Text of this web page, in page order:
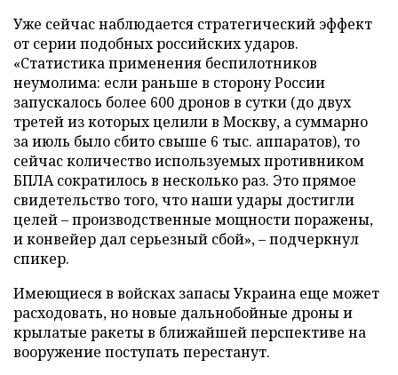
Уже сейчас наблюдается стратегический эффект
от серии подобных российских ударов.
«Статистика применения беспилотников
неумолима: если раньше в сторону России
запускалось более 600 дронов в сутки (до двух
третей из которых целили в Москву, а суммарно
за июль было сбито свыше 6 тыс. аппаратов), то
сейчас количество используемых противником
БПЛА сократилось в несколько раз. Это прямое
свидетельство того, что наши удары достигли
целей – производственные мощности поражены,
и конвейер дал серьезный сбой», – подчеркнул
спикер.
Имеющиеся в войсках запасы Украина еще может
расходовать, но новые дальнобойные дроны и
крылатые ракеты в ближайшей перспективе на
вооружение поступать перестанут.